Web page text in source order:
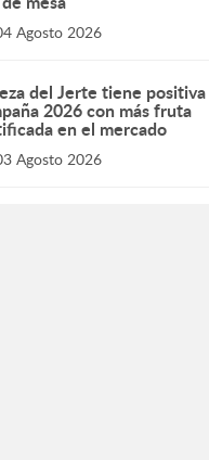
Agosto 2026
del Jerte tiene positiva
2026 con más fruta
en el mercado
Agosto 2026